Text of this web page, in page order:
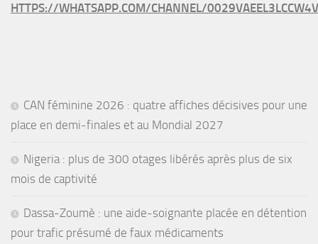
HTTPS://WHATSAPP.COM/CHANNEL/
CAN féminine 2026 : quatre affiches décisives pour une
place en demi-finales et au Mondial 2027
Nigeria : plus de 300 otages libérés après plus de six
mois de captivité
Dassa-Zoumè : une aide-soignante placée en détention
pour trafic présumé de faux médicaments